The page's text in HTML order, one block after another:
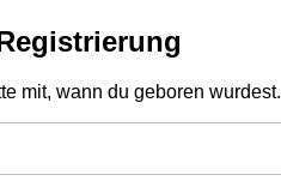
mit, wann du geboren wurdest.